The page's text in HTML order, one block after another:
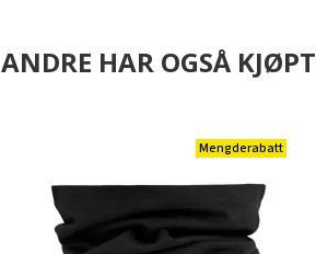
ANDRE HAR OGSÅ KJØPT
Mengderabatt